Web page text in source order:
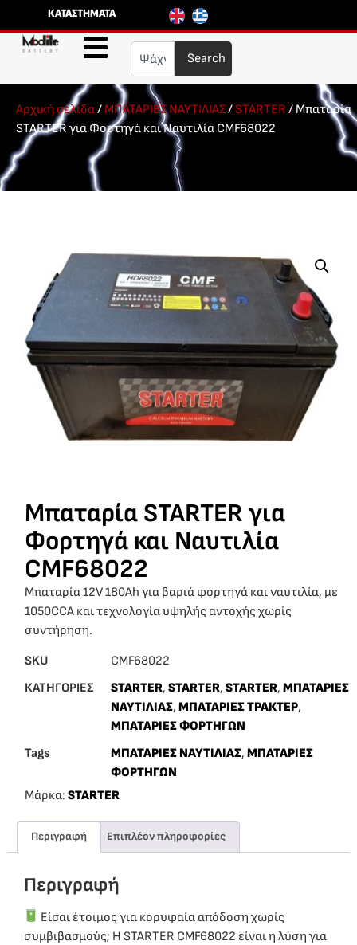
ΚΑΤΑΣΤΗΜΑΤΑ
Search
Αρχική σελίδα/ ΜΠΑΤΑΡΙΕΣ ΝΑΥΤΙΛΙΑΣ/ STARTER / Μπαταρία
STARTER για Φορτηγά και Ναυτιλία CMF68022
Μπαταρία STARTER για
Φορτηγά και Ναυτιλία
CMF68022
Μπαταρία 12V 180Ah για βαριά φορτηγά και ναυτιλία, με
1050CCA και τεχνολογία υψηλής αντοχής χωρίς
συντήρηση.
SKU
CMF68022
ΚΑΤΗΓΟΡΙΕΣ
STARTER, STARTER, STARTER, ΜΠΑΤΑΡΙΕΣ
ΝΑΥΤΙΛΙΑΣ, ΜΠΑΤΑΡΙΕΣ ΤΡΑΚΤΕΡ,
ΜΠΑΤΑΡΙΕΣ ΦΟΡΤΗΓΩΝ
Tags
ΜΠΑΤΑΡΙΕΣ ΝΑΥΤΙΛΙΑΣ, ΜΠΑΤΑΡΙΕΣ
ΦΟΡΤΗΓΩΝ
Μάρκα: STARTER
Περιγραφή Επιπλέον πληροφορίες
Περιγραφή
Είσαι έτοιμος για κορυφαία απόδοση χωρίς
συμβιβασμούς; Η STARTER CMF68022 είναι η λύση για